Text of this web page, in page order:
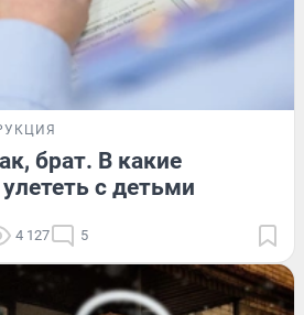
брат. В какие
с детьми
4 127 5